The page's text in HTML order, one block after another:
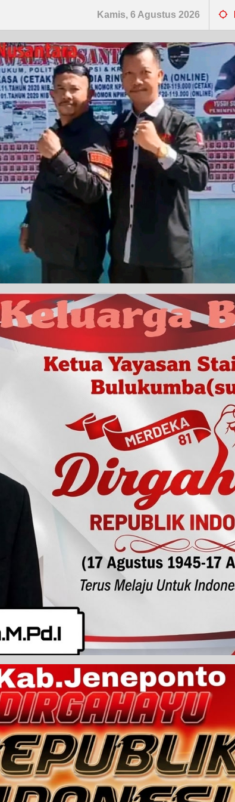
Kamis, 6 Agustus 2026